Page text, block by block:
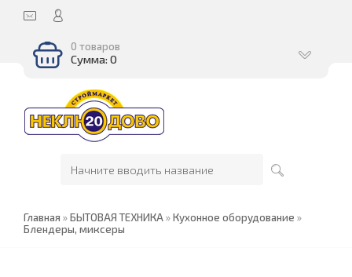
0 товаров
Сумма: 0
Главная »БЫТОВАЯ ТЕХНИКА»Кухонное оборудование »
Блендеры, миксеры